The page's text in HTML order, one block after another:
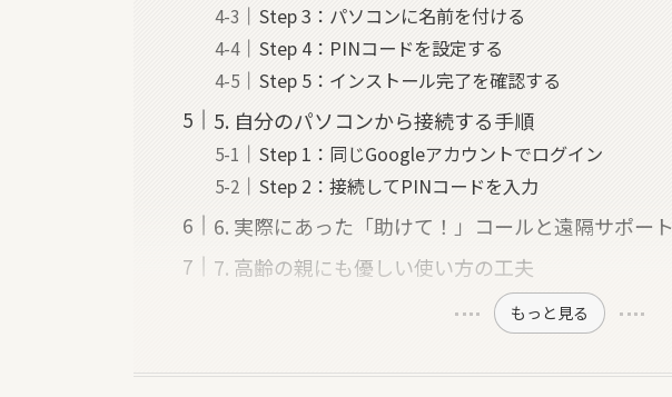
Step 3：パソコンに名前を付ける
Step 4：PINコードを設定する
Step 5：インストール完了を確認する
5. 自分のパソコンから接続する手順
Step 1：同じGoogleアカウントでログイン
Step 2：接続してPINコードを入力
6. 実際にあった「助けて！」コールと遠隔サポート
7. 高齢の親にも優しい使い方の工夫
もっと見る